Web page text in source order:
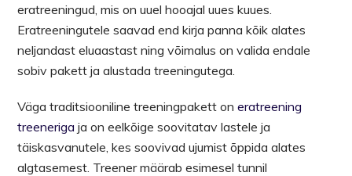
eratreeningud, mis on uuel hooajal uues kuues.
Eratreeningutele saavad end kirja panna kõik alates
neljandast eluaastast ning võimalus on valida endale
sobiv pakett ja alustada treeningutega.
Väga traditsiooniline treeningpakett oneratreening
treeneriga ja on eelkõige soovitatav lastele ja
täiskasvanutele, kes soovivad ujumist õppida alates
algtasemest. Treener määrab esimesel tunnil